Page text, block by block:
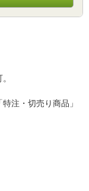
注・切売り商品」